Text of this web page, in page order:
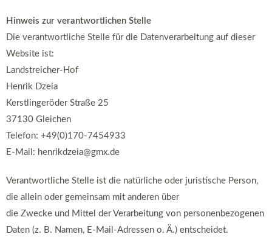
Hinweis zur verantwortlichen Stelle
Die verantwortliche Stelle für die Datenverarbeitung auf dieser
Website ist:
Landstreicher-Hof
Henrik Dzeia
Kerstlingeröder Straße 25
37130 Gleichen
Telefon: +49(0)170-7454933
E-Mail: henrikdzeia@gmx.de
Verantwortliche Stelle ist die natürliche oder juristische Person,
die allein oder gemeinsam mit anderen über
die Zwecke und Mittel der Verarbeitung von personenbezogenen
Daten (z. B. Namen, E-Mail-Adressen o. Ä.) entscheidet.